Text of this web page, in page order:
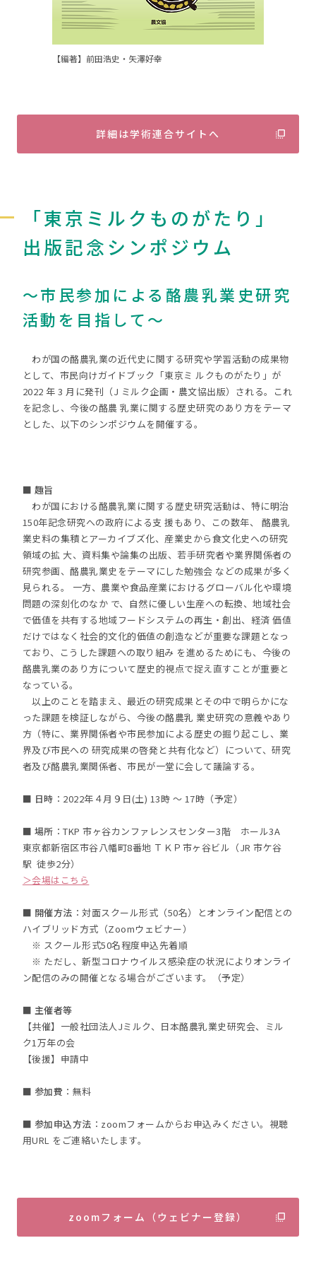
【編著】前田浩史・矢澤好幸
詳細は学術連合サイトへ
「東京ミルクものがたり」
出版記念シンポジウム
～市民参加による酪農乳業史研究
活動を目指して～
わが国の酪農乳業の近代史に関する研究や学習活動の成果物
として、市民向けガイドブック「東京ミ ルクものがたり」が
2022 年 3 月に発刊（J ミルク企画・農文協出版）される。これ
を記念し、今後の酪農 乳業に関する歴史研究のあり方をテーマ
とした、以下のシンポジウムを開催する。
■ 趣旨
わが国における酪農乳業に関する歴史研究活動は、特に明治
150年記念研究への政府による支 援もあり、この数年、 酪農乳
業史料の集積とアーカイブズ化、産業史から食文化史への研究
領域の拡 大、資料集や論集の出版、若手研究者や業界関係者の
研究参画、酪農乳業史をテーマにした勉強会 などの成果が多く
見られる。 一方、農業や食品産業におけるグローバル化や環境
問題の深刻化のなか で、自然に優しい生産への転換、地域社会
で価値を共有する地域フードシステムの再生・創出、経済 価値
だけではなく社会的文化的価値の創造などが重要な課題となっ
ており、こうした課題への取り組み を進めるためにも、今後の
酪農乳業のあり方について歴史的視点で捉え直すことが重要と
なっている。
以上のことを踏まえ、最近の研究成果とその中で明らかにな
った課題を検証しながら、今後の酪農乳 業史研究の意義やあり
方（特に、業界関係者や市民参加による歴史の掘り起こし、業
界及び市民への 研究成果の啓発と共有化など）について、研究
者及び酪農乳業関係者、市民が一堂に会して議論する。
■ 日時 ：2022年４月９日(土) 13時 〜 17時（予定）
■ 場所 ：TKP 市ヶ谷カンファレンスセンター3階 ホール3A
東京都新宿区市谷八幡町8番地 ＴＫＰ市ヶ谷ビル（JR 市ケ谷
駅 徒歩2分）
＞会場はこちら
■ 開催方法 ：対面スクール形式（50名）とオンライン配信との
ハイブリッド方式（Zoomウェビナー）
※ スクール形式50名程度申込先着順
※ ただし、新型コロナウイルス感染症の状況によりオンライ
ン配信のみの開催となる場合がございます。（予定）
■ 主催者等
【共催】一般社団法人Jミルク、日本酪農乳業史研究会、ミル
ク1万年の会
【後援】申請中
■ 参加費 ：無料
■ 参加申込方法 ：zoomフォームからお申込みください。視聴
用URL をご連絡いたします。
zoomフォーム（ウェビナー登録）